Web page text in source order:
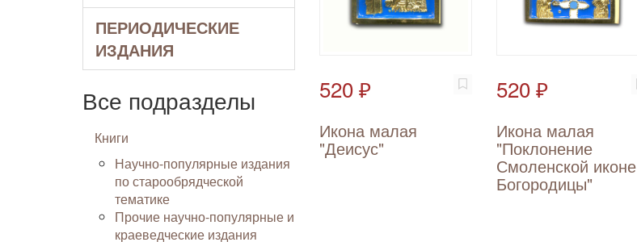
ПЕРИОДИЧЕСКИЕ
ИЗДАНИЯ
Все подразделы
Книги
Научно-популярные издания
по старообрядческой
тематике
Прочие научно-популярные и
краеведческие издания
520 ₽
Икона малая
"Деисус"
520 ₽
Икона малая
"Поклонение
Смоленской иконе
Богородицы"